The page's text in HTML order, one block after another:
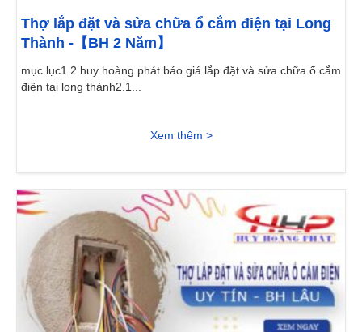
Thợ lắp đặt và sửa chữa ổ cắm điện tại Long
Thành -【BH 2 Năm】
mục lục1 2 huy hoàng phát báo giá lắp đặt và sửa chữa ổ cắm
điện tại long thành2.1...
Xem thêm >